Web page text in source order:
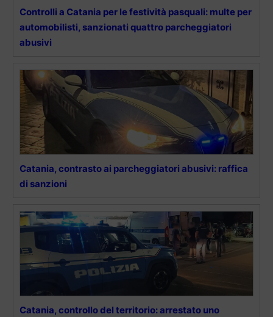
Controlli a Catania per le festività pasquali: multe per
automobilisti, sanzionati quattro parcheggiatori
abusivi
Catania, contrasto ai parcheggiatori abusivi: raffica
di sanzioni
Catania, controllo del territorio: arrestato uno